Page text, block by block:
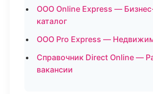
ООО Online Express —
каталог
ООО Pro Express —
Справочник Direct Online —
вакансии